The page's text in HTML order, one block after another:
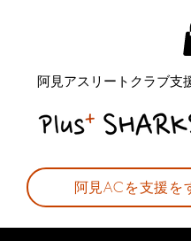
阿見アスリートクラブ支
阿見ACを支援を